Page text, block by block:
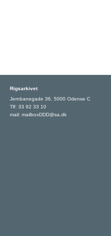
Rigsarkivet
Jernbanegade 36, 5000 Odense C
Tlf: 33 92 33 10
mail: mailboxDDD@sa.dk